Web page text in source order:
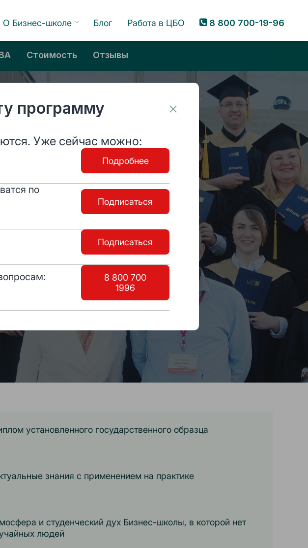
программу
Уже сейчас можно:
Подробнее
по
Подписаться
Подписаться
8 800 700
1996
О Бизнес-школе Блог Работа в ЦБО 8 800 700-19-96
Стоимость Отзывы
установленного государственного образца
знания с применением на практике
и студенческий дух Бизнес-школы, в которой нет
людей